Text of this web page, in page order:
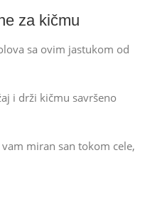
za kičmu
sa ovim jastukom od
i drži kičmu savršeno
miran san tokom cele,